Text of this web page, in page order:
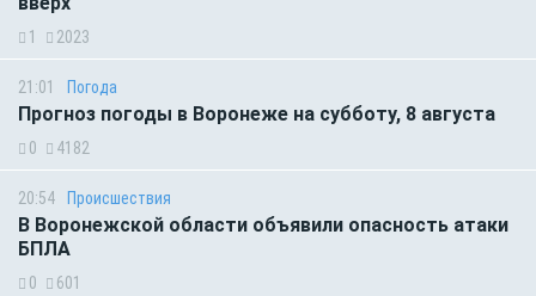
1 2023
21:01 Погода
Прогноз погоды в Воронеже на субботу, 8 августа
0 4182
20:54 Происшествия
В Воронежской области объявили опасность атаки
БПЛА
0 601